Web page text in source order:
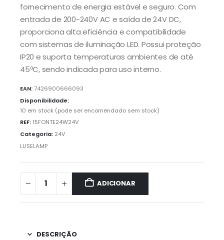
fornecimento de energia estável e seguro. Com
entrada de 200-240V AC e saída de 24V DC,
proporciona alta eficiência e compatibilidade
com sistemas de iluminação LED. Possui proteção
IP20 e suporta temperaturas ambientes de até
45ºC, sendo indicada para uso interno.
EAN:7426900666093
Disponibilidade:
10 em stock (pode ser encomendado sem stock)
REF: 15FONTE24W24V
Categoria: 24V
LUSELAMP
ADICIONAR
DESCRIÇÃO